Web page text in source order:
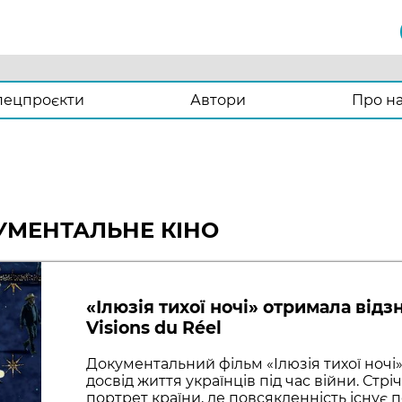
Автори Про
КІНО
«Ілюзія тихої ночі» отримала
Visions du Réel
Документальний фільм «Ілюзія тихої
досвід життя українців під час війни.
портрет країни, де повсякденність існує